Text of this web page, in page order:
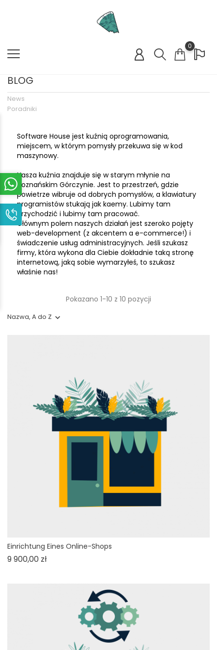
0
BLOG
News
Poradniki
Software House jest kuźnią oprogramowania,
miejscem, w którym pomysły przekuwa się w kod
maszynowy.
Nasza kuźnia znajduje się w starym młynie na
poznańskim Górczynie. Jest to przestrzeń, gdzie
powietrze wibruje od dobrych pomysłów, a klawiatury
programistów stukają jak kaemy. Lubimy tam
przychodzić i lubimy tam pracować.
Głównym polem naszych działań jest szeroko pojęty
web-development (z akcentem a e-commerce!) i
świadczenie usług administracyjnych. Jeśli szukasz
firmy, która wykona dla Ciebie dokładnie taką stronę
internetową, jaką sobie wymarzyłeś, to szukasz
właśnie nas!
Nazwa, A do Z
Pokazano 1-10 z 10 pozycji
Einrichtung Eines Online-Shops
9 900,00 złCena